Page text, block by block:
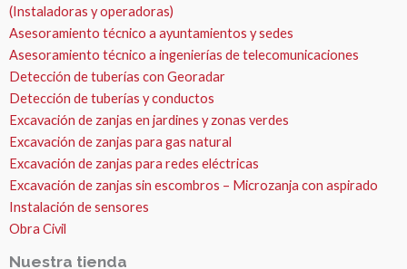
(Instaladoras y operadoras)
Asesoramiento técnico a ayuntamientos y sedes
Asesoramiento técnico a ingenierías de telecomunicaciones
Detección de tuberías con Georadar
Detección de tuberías y conductos
Excavación de zanjas en jardines y zonas verdes
Excavación de zanjas para gas natural
Excavación de zanjas para redes eléctricas
Excavación de zanjas sin escombros – Microzanja con aspirado
Instalación de sensores
Obra Civil
Nuestra tienda